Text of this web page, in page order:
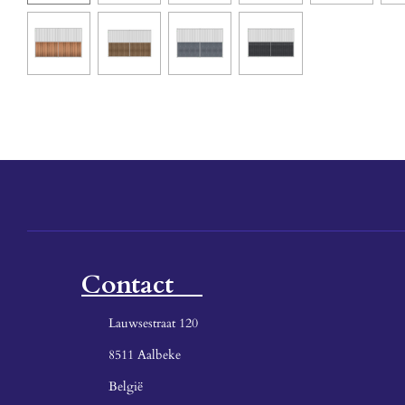
Contact
Lauwsestraat 120
8511 Aalbeke
België